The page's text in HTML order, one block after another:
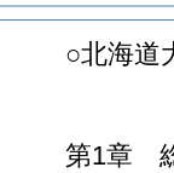
○北海道
第1章